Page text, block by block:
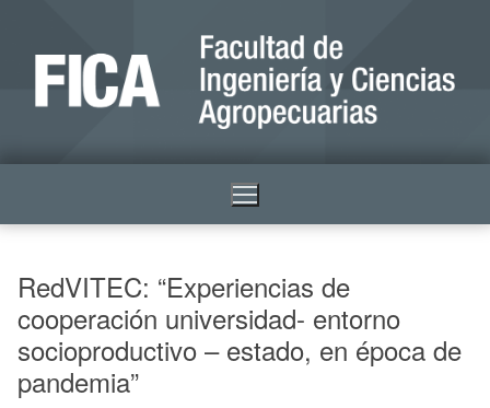
RedVITEC: “Experiencias de
cooperación universidad- entorno
socioproductivo – estado, en época de
pandemia”